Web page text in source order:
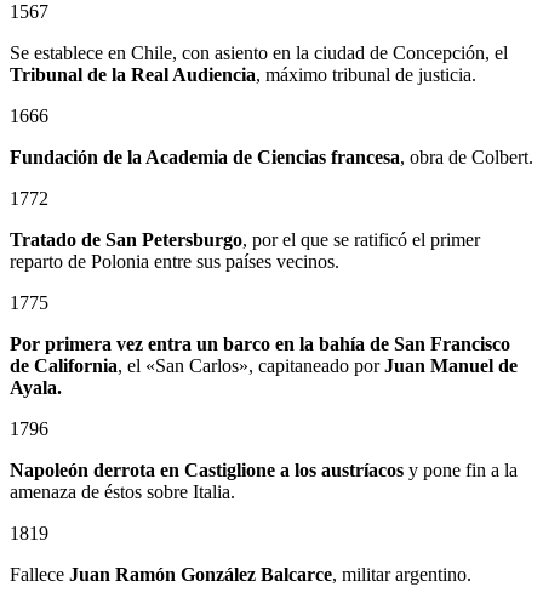
1567
Se establece en Chile, con asiento en la ciudad de Concepción, el
Tribunal de la Real Audiencia, máximo tribunal de justicia.
1666
Fundación de la Academia de Ciencias francesa, obra de Colbert.
1772
Tratado de San Petersburgo, por el que se ratificó el primer
reparto de Polonia entre sus países vecinos.
1775
Por primera vez entra un barco en la bahía de San Francisco
de California, el «San Carlos», capitaneado porJuan Manuel de
Ayala.
1796
Napoleón derrota en Castiglione a los austríacos y pone fin a la
amenaza de éstos sobre Italia.
1819
Fallece Juan Ramón González Balcarce, militar argentino.